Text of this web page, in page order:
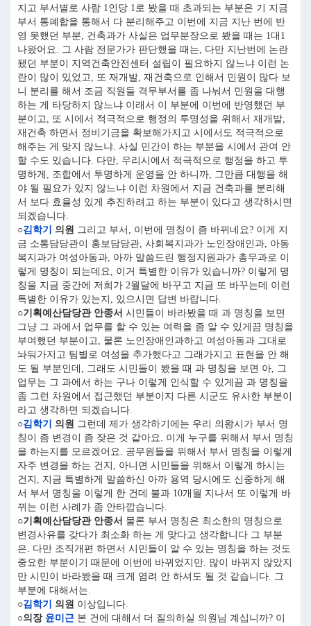
지고 부서별로 사람 1인당 1로 봤을 때 초과되는 부분은 기 지금
부서 통폐합을 통해서 다 분리해주고 이번에 지금 지난 번에 반
영 못했던 부분, 건축과가 사실은 업무분장으로 봤을 때는 1대1
나왔어요. 그 사람 전문가가 판단했을 때는, 다만 지난번에 논란
됐던 부분이 지역건축안전센터 설립이 필요하지 않느냐 이런 논
란이 많이 있었고, 또 재개발, 재건축으로 인해서 민원이 많다 보
니 분리를 해서 조금 직원들 격무부서를 좀 나눠서 민원을 대행
하는 게 타당하지 않느냐 이래서 이 부분에 이번에 반영했던 부
분이고, 또 시에서 적극적으로 행정의 투명성을 위해서 재개발,
재건축 하면서 정비기금을 확보해가지고 시에서도 적극적으로
해주는 게 맞지 않느냐. 사실 민간이 하는 부분을 시에서 관여 안
할 수도 있습니다. 다만, 우리시에서 적극적으로 행정을 하고 투
명하게, 조합에서 투명하게 운영을 안 하니까, 그만큼 대행을 해
야 될 필요가 있지 않느냐 이런 차원에서 지금 건축과를 분리해
서 보다 효율성 있게 추진하려고 하는 부분이 있다고 생각하시면
되겠습니다.
○김학기 의원 그리고 부서, 이번에 명칭이 좀 바뀌네요? 이게 지
금 소통담당관이 홍보담당관, 사회복지과가 노인장애인과, 아동
복지과가 여성아동과, 아까 말씀드린 행정지원과가 총무과로 이
렇게 명칭이 되는데요, 이거 특별한 이유가 있습니까? 이렇게 명
칭을 지금 중간에 저희가 2월달에 바꾸고 지금 또 바꾸는데 이런
특별한 이유가 있는지, 있으시면 답변 바랍니다.
○기획예산담당관 안종서 시민들이 바라봤을 때 과 명칭을 보면
그냥 그 과에서 업무를 할 수 있는 여력을 좀 알 수 있게끔 명칭을
부여했던 부분이고, 물론 노인장애인과하고 여성아동과 그대로
놔둬가지고 팀별로 여성을 추가했다고 그래가지고 표현을 안 해
도 될 부분인데, 그래도 시민들이 봤을 때 과 명칭을 보면 아, 그
업무는 그 과에서 하는 구나 이렇게 인식할 수 있게끔 과 명칭을
좀 그런 차원에서 접근했던 부분이지 다른 시군도 유사한 부분이
라고 생각하면 되겠습니다.
○김학기 의원 그런데 제가 생각하기에는 우리 의왕시가 부서 명
칭이 좀 변경이 좀 잦은 것 같아요. 이게 누구를 위해서 부서 명칭
을 하는지를 모르겠어요. 공무원들을 위해서 부서 명칭을 이렇게
자주 변경을 하는 건지, 아니면 시민들을 위해서 이렇게 하시는
건지, 지금 특별하게 말씀하신 아까 용역 당시에도 신중하게 해
서 부서 명칭을 이렇게 한 건데 불과 10개월 지나서 또 이렇게 바
뀌는 이런 사례가 좀 안타깝습니다.
○기획예산담당관 안종서 물론 부서 명칭은 최소한의 명칭으로
변경사유를 갖다가 최소화 하는 게 맞다고 생각합니다 그 부분
은. 다만 조직개편 하면서 시민들이 알 수 있는 명칭을 하는 것도
중요한 부분이기 때문에 이번에 바뀌었지만. 많이 바뀌지 않았지
만 시민이 바라봤을 때 크게 염려 안 하셔도 될 것 같습니다. 그
부분에 대해서는.
○김학기 의원 이상입니다.
○의장 윤미근 본 건에 대해서 더 질의하실 의원님 계십니까? 이